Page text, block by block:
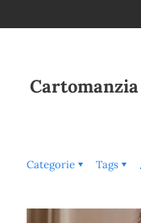
Categorie Tags